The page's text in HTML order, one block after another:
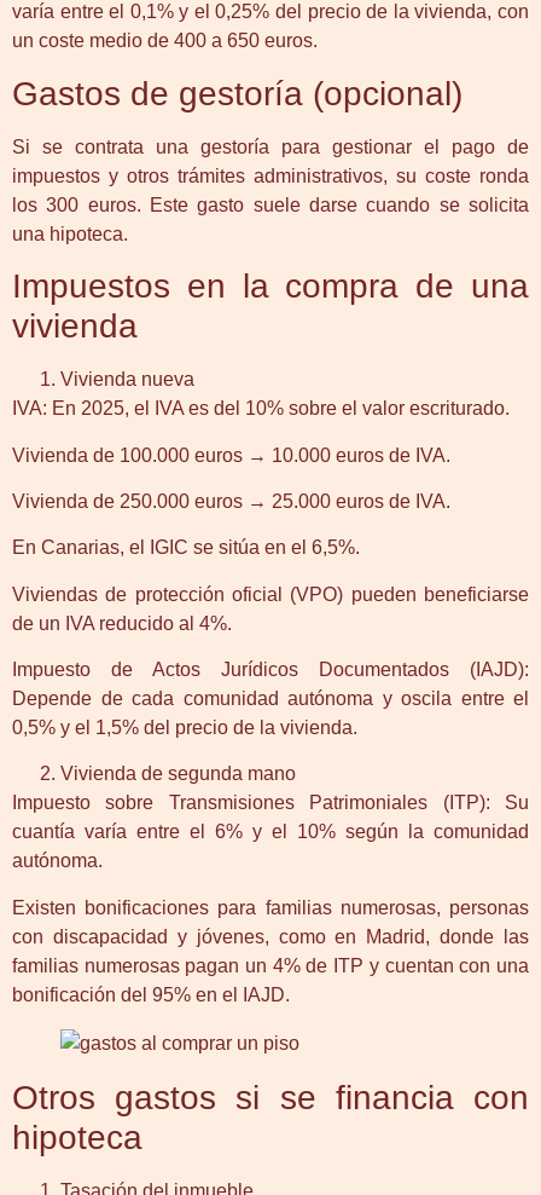
varía entre el 0,1% y el 0,25% del precio de la vivienda, con
un coste medio de 400 a 650 euros.
Gastos de gestoría (opcional)
Si se contrata una gestoría para gestionar el pago de
impuestos y otros trámites administrativos, su coste ronda
los 300 euros. Este gasto suele darse cuando se solicita
una hipoteca.
Impuestos en la compra de una
vivienda
Vivienda nueva
IVA: En 2025, el IVA es del 10% sobre el valor escriturado.
Vivienda de 100.000 euros → 10.000 euros de IVA.
Vivienda de 250.000 euros → 25.000 euros de IVA.
En Canarias, el IGIC se sitúa en el 6,5%.
Viviendas de protección oficial (VPO) pueden beneficiarse
de un IVA reducido al 4%.
Impuesto de Actos Jurídicos Documentados (IAJD):
Depende de cada comunidad autónoma y oscila entre el
0,5% y el 1,5% del precio de la vivienda.
Vivienda de segunda mano
Impuesto sobre Transmisiones Patrimoniales (ITP): Su
cuantía varía entre el 6% y el 10% según la comunidad
autónoma.
Existen bonificaciones para familias numerosas, personas
con discapacidad y jóvenes, como en Madrid, donde las
familias numerosas pagan un 4% de ITP y cuentan con una
bonificación del 95% en el IAJD.
Otros gastos si se financia con
hipoteca
Tasación del inmueble